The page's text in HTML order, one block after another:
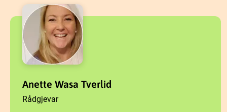
Anette Wasa Tverlid
Rådgjevar